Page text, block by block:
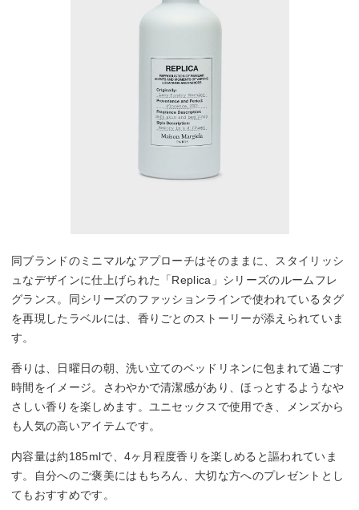
同ブランドのミニマルなアプローチはそのままに、スタイリッシ
ュなデザインに仕上げられた「Replica」シリーズのルームフレ
グランス。同シリーズのファッションラインで使われているタグ
を再現したラベルには、香りごとのストーリーが添えられていま
す。
香りは、日曜日の朝、洗い立てのベッドリネンに包まれて過ごす
時間をイメージ。さわやかで清潔感があり、ほっとするようなや
さしい香りを楽しめます。ユニセックスで使用でき、メンズから
も人気の高いアイテムです。
内容量は約185mlで、4ヶ月程度香りを楽しめると謳われていま
す。自分へのご褒美にはもちろん、大切な方へのプレゼントとし
てもおすすめです。